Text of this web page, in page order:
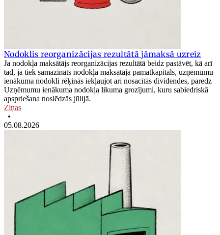
Nodoklis reorganizācijas rezultātā jāmaksā uzreiz
Ja nodokļa maksātājs reorganizācijas rezultātā beidz pastāvēt, kā arī
tad, ja tiek samazināts nodokļa maksātāja pamatkapitāls, uzņēmumu
ienākuma nodokli rēķinās iekļaujot arī nosacītās dividendes, paredz
Uzņēmumu ienākuma nodokļa likuma grozījumi, kuru sabiedriskā
apspriešana noslēdzās jūlijā.
Ziņas
•
05.08.2026